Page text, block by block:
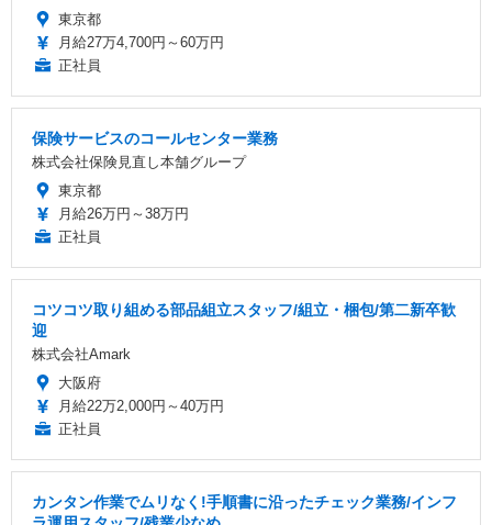
東京都
月給27万4,700円～60万円
正社員
保険サービスのコールセンター業務
株式会社保険見直し本舗グループ
東京都
月給26万円～38万円
正社員
コツコツ取り組める部品組立スタッフ/組立・梱包/第二新卒歓
迎
株式会社Amark
大阪府
月給22万2,000円～40万円
正社員
カンタン作業でムリなく!手順書に沿ったチェック業務/インフ